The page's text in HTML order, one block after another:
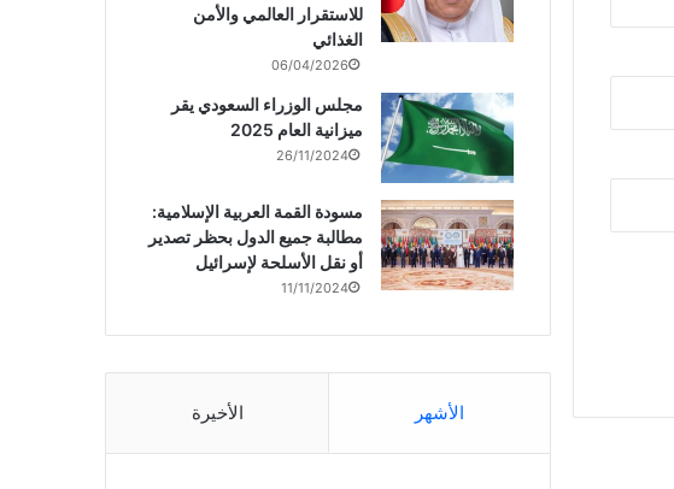
للاستقرار العالمي والأمن
الغذائي
06/04/2026
مجلس الوزراء السعودي يقر
ميزانية العام 2025
26/11/2024
مسودة القمة العربية الإسلامية:
مطالبة جميع الدول بحظر تصدير
أو نقل الأسلحة لإسرائيل
11/11/2024
الأشهر الأخيرة